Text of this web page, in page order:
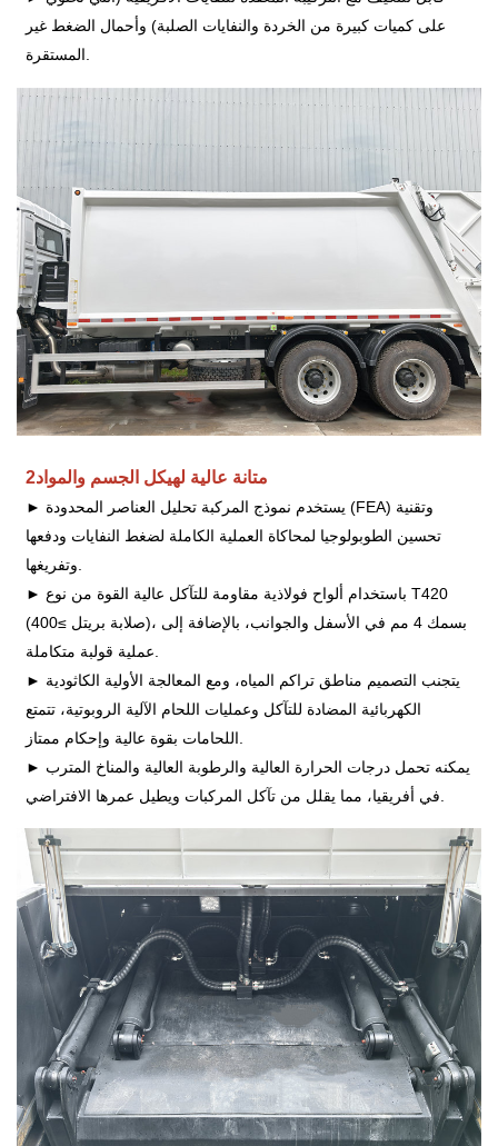
على كميات كبيرة من الخردة والنفايات الصلبة) وأحمال الضغط غير
2متانة عالية لهيكل الجسم والمواد
► يستخدم نموذج المركبة تحليل العناصر المحدودة (FEA) وتقنية
تحسين الطوبولوجيا لمحاكاة العملية الكاملة لضغط النفايات ودفعها
► باستخدام ألواح فولاذية مقاومة للتآكل عالية القوة من نوع T420
(صلابة بريتل ≥400)، بسمك 4 مم في الأسفل والجوانب، بالإضافة إلى
► يتجنب التصميم مناطق تراكم المياه، ومع المعالجة الأولية الكاثودية
الكهربائية المضادة للتآكل وعمليات اللحام الآلية الروبوتية، تتمتع
► يمكنه تحمل درجات الحرارة العالية والرطوبة العالية والمناخ المترب